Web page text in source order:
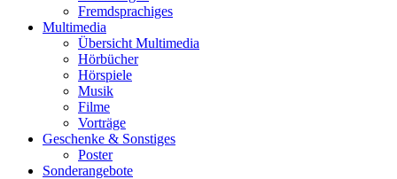
Fremdsprachiges
Multimedia
Übersicht Multimedia
Hörbücher
Hörspiele
Musik
Filme
Vorträge
Geschenke & Sonstiges
Poster
Sonderangebote